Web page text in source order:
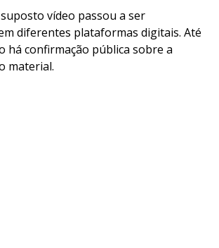
vídeo passou a ser
diferentes plataformas digitais. Até
há confirmação pública sobre a
material.